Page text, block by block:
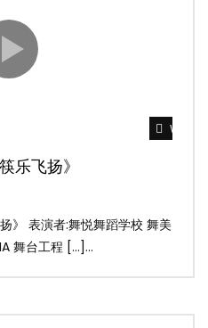
Watch
乐飞扬》
》 表演者:舞悦舞蹈学校 舞美
舞台工程 […]...